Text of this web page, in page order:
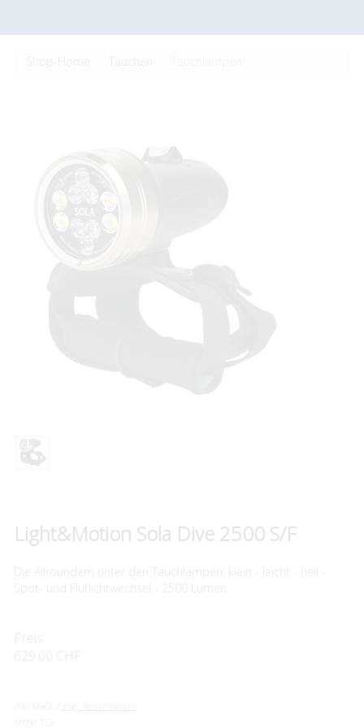
Light&Motion Sola Dive 2500 S/F
Die Allroundern unter den Tauchlampen: klein - leicht - hell -
Spot- und Flutlichtwechsel - 2500 Lumen
Preis:
zzgl. Versandkosten